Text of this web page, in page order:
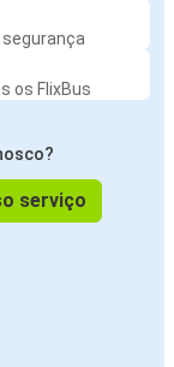
os FlixBus
serviço